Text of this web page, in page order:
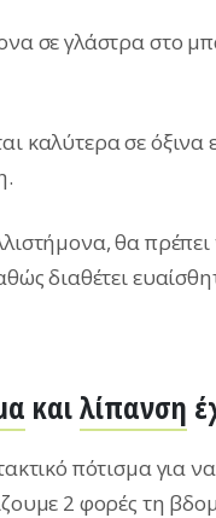
σε γλάστρα στο
καλύτερα σε
θα
διαθέτει
καιλίπανση
πότισμα για
2 φορές τη